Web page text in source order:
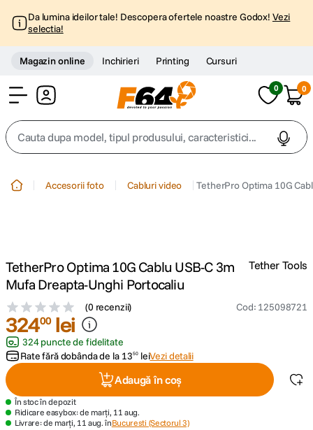
Da lumina ideilor tale! Descopera ofertele noastre Godox! Vezi
selectia!
Magazin online Inchirieri Printing Cursuri
0 0
Cauta dupa model, tipul produsului, caracteristici...
trepied telefon
4. peak design
5. canon sx740 hs
7. card memorie
Accesorii foto Cabluri video TetherPro Optima 10G
TetherPro Optima 10G Cablu USB-C 3m
Mufa Dreapta-Unghi Portocaliu
(0 recenzii) Cod: 125098721
Tether Tools
32400 lei
324 puncte de fidelitate
Rate fără dobânda de la 1350 leiVezi detalii
Adaugă în coș
În stoc în depozit
Ridicare easybox: de marți, 11 aug.
Livrare: de marți, 11 aug. înBucuresti (Sectorul 3)